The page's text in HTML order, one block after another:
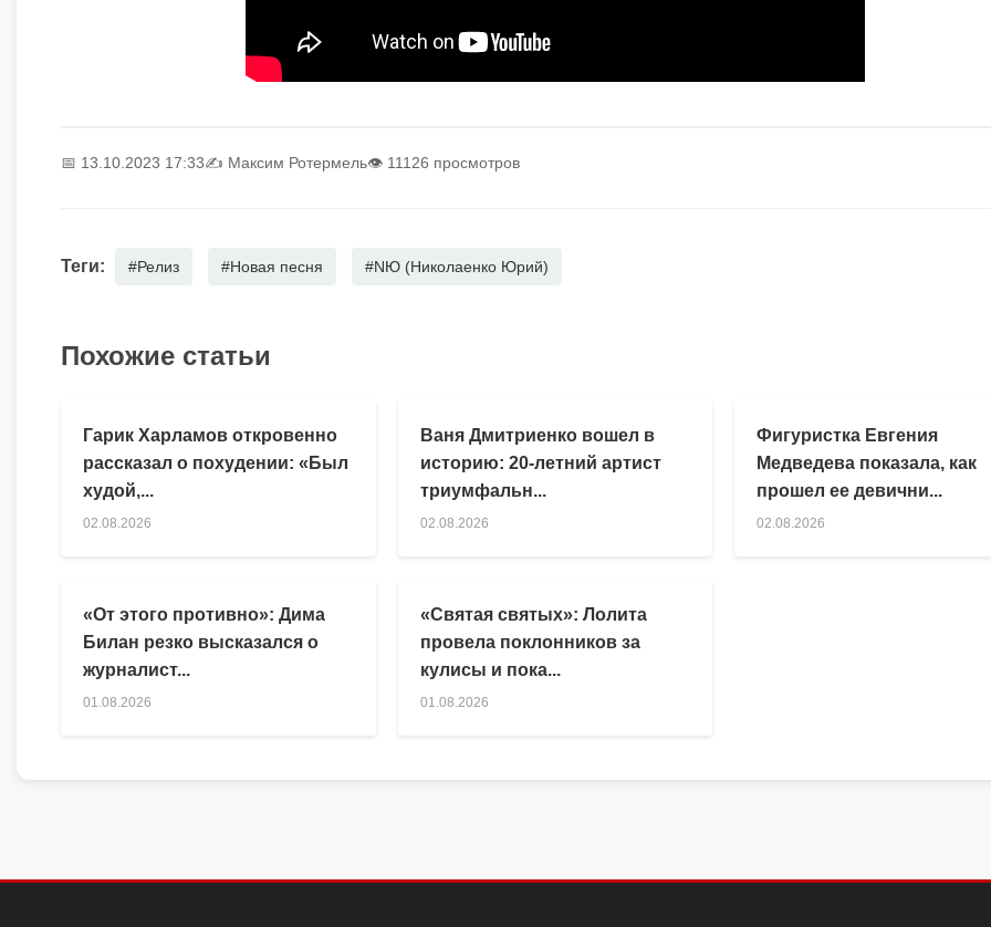
📅 13.10.2023 17:33✍️ Максим Ротермель👁 11126 просмотров
Теги: #Релиз #Новая песня #NЮ (Николаенко Юрий)
Похожие статьи
Гарик Харламов откровенно
рассказал о похудении: «Был
худой,...
02.08.2026
Ваня Дмитриенко вошел в
историю: 20-летний артист
триумфальн...
02.08.2026
Фигуристка Евгения
Медведева показала, как
прошел ее девични...
02.08.2026
«От этого противно»: Дима
Билан резко высказался о
журналист...
01.08.2026
«Святая святых»: Лолита
провела поклонников за
кулисы и пока...
01.08.2026